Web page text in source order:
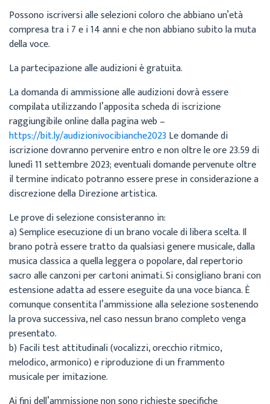
Possono iscriversi alle selezioni coloro che abbiano un’età
compresa tra i 7 e i 14 anni e che non abbiano subito la muta
della voce.
La partecipazione alle audizioni è gratuita.
La domanda di ammissione alle audizioni dovrà essere
compilata utilizzando l’apposita scheda di iscrizione
raggiungibile online dalla pagina web –
https://bit.ly/audizionivocibianche2023 Le domande di
iscrizione dovranno pervenire entro e non oltre le ore 23.59 di
lunedì 11 settembre 2023; eventuali domande pervenute oltre
il termine indicato potranno essere prese in considerazione a
discrezione della Direzione artistica.
Le prove di selezione consisteranno in:
a) Semplice esecuzione di un brano vocale di libera scelta. Il
brano potrà essere tratto da qualsiasi genere musicale, dalla
musica classica a quella leggera o popolare, dal repertorio
sacro alle canzoni per cartoni animati. Si consigliano brani con
estensione adatta ad essere eseguite da una voce bianca. È
comunque consentita l’ammissione alla selezione sostenendo
la prova successiva, nel caso nessun brano completo venga
presentato.
b) Facili test attitudinali (vocalizzi, orecchio ritmico,
melodico, armonico) e riproduzione di un frammento
musicale per imitazione.